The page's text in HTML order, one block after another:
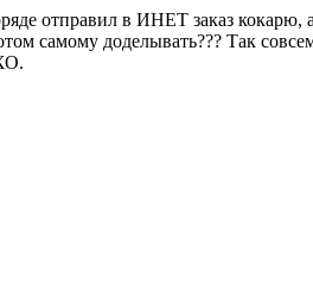
отправил в ИНЕТ заказ кокарю, а
самому доделывать??? Так